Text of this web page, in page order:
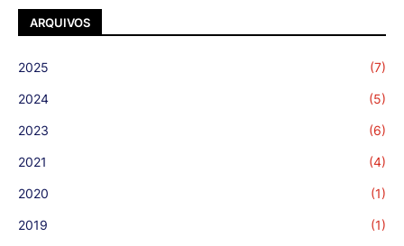
ARQUIVOS
2025 (7)
2024 (5)
2023 (6)
2021 (4)
2020 (1)
2019 (1)